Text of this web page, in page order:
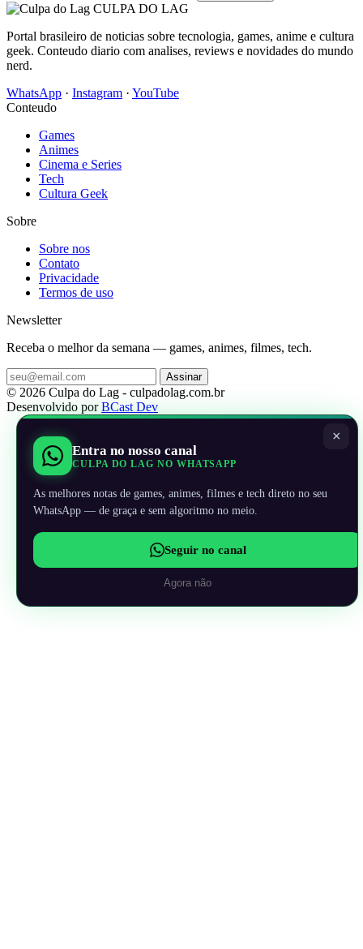
CULPA DO LAG
Portal brasileiro de noticias sobre tecnologia, games, anime e cultura
geek. Conteudo diario com analises, reviews e novidades do mundo
nerd.
WhatsApp · Instagram · YouTube
Conteudo
Games
Animes
Cinema e Series
Tech
Cultura Geek
Sobre
Sobre nos
Contato
Privacidade
Termos de uso
Newsletter
Receba o melhor da semana — games, animes, filmes, tech.
Assinar
© 2026 Culpa do Lag - culpadolag.com.br
Desenvolvido porBCast Dev
×
Entra no nosso canal
CULPA DO LAG NO WHATSAPP
As melhores notas de games, animes, filmes e tech direto no seu
WhatsApp — de graça e sem algoritmo no meio.
Seguir no canal
Agora não